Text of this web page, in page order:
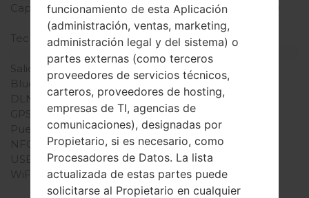
Capacidad de batería
No extraíble Li-Ion 2520
mAh
Teclado físico
-
Interfaces
Salida de audio
3.5mm jack
Bluetooth
versión 4.0, A2DP
DLNA
Sí
GPS
A-GPS, GLONASS
Puerto infrarrojo
No
NFC
Sí
USB
microUSB 2.0
WiFi
Wi-Fi802.11b/g/n, Wi-Fi
Direct, hotspot
funcionamiento de esta Aplicación
(administración, ventas, marketing,
administración legal y del sistema) o
partes externas (como terceros
proveedores de servicios técnicos,
carteros, proveedores de hosting,
empresas de TI, agencias de
comunicaciones), designadas por
Propietario, si es necesario, como
Procesadores de Datos. La lista
actualizada de estas partes puede
solicitarse al Propietario en cualquier